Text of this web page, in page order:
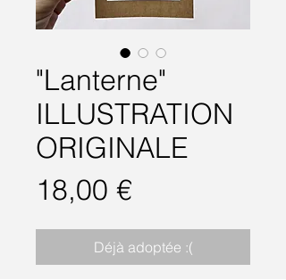
"Lanterne"
ILLUSTRATION
ORIGINALE
18,00 €
Déjà adoptée :(